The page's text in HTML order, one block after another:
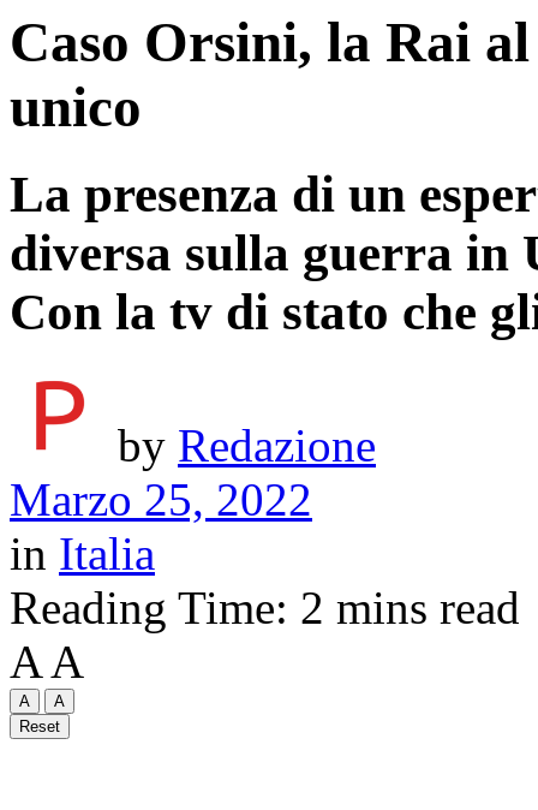
Caso Orsini, la Rai
unico
La presenza di un
diversa sulla guerra in
Con la tv di stato che
by Redazione
Marzo 25, 2022
in Italia
Reading Time: 2 mins read
A A
A
A
Reset